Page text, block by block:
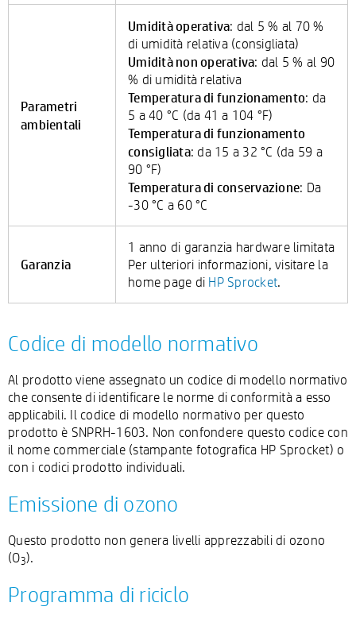
Parametri
ambientali
Umidità operativa: dal 5 % al 70 %
di umidità relativa (consigliata)
Umidità non operativa: dal 5 % al 90
% di umidità relativa
Temperatura di funzionamento: da
5 a 40 °C (da 41 a 104 °F)
Temperatura di funzionamento
consigliata: da 15 a 32 °C (da 59 a
90 °F)
Temperatura di conservazione: Da
-30 °C a 60 °C
Garanzia
1 anno di garanzia hardware limitata
Per ulteriori informazioni, visitare la
home page di HP Sprocket.
Codice di modello normativo
Al prodotto viene assegnato un codice di modello normativo
che consente di identificare le norme di conformità a esso
applicabili. Il codice di modello normativo per questo
prodotto è SNPRH-1603. Non confondere questo codice con
il nome commerciale (stampante fotografica HP Sprocket) o
con i codici prodotto individuali.
Emissione di ozono
Questo prodotto non genera livelli apprezzabili di ozono
(O3).
Programma di riciclo